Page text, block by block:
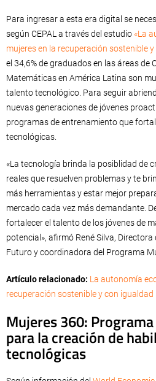
Para ingresar a esta era digital se
según CEPAL a través del estudio «La
mujeres en la recuperación sostenible
el 34,6% de graduados en las áreas de
Matemáticas en América Latina son
talento tecnológico. Para seguir
nuevas generaciones de jóvenes
programas de entrenamiento que
tecnológicas.
«La tecnología brinda la posiblidad de
reales que resuelven problemas y te
más herramientas y estar mejor
mercado cada vez más demandante.
fortalecer el talento de los jóvenes de
potencial», afirmó René Silva,
Futuro y coordinadora del Programa
Artículo relacionado: La autonomía
recuperación sostenible y con igualdad
Mujeres 360:
para la creación de
tecnológicas